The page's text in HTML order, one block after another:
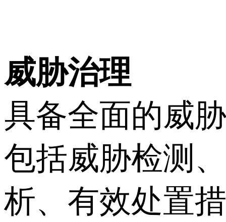
威胁治理
具备全面的威
包括威胁检测
析、有效处置